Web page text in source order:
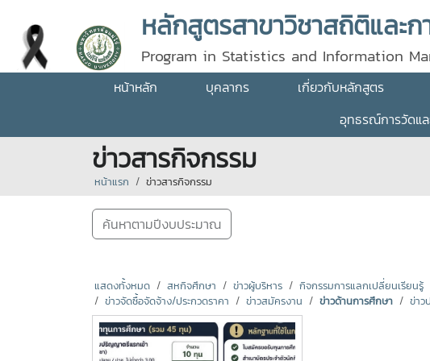
Program in Statistics and Information
University
หน้าหลัก บุคลากร เกี่ยวกับหลักสูตร
อุทธรณ์การวัดแล
ข่าวสารกิจกรรม
หน้าแรก ข่าวสารกิจกรรม
ค้นหาตามปีงบประมาณ
แสดงทั้งหมด สหกิจศึกษา ข่าวผู้บริหาร กิจกรรมการแลกเปลี่ยนเรียนรู้
ข่าวจัดซื้อจัดจ้าง/ประกวดราคา
ข่าวสมัครงาน ข่าวด้านการศึกษา ข่าว